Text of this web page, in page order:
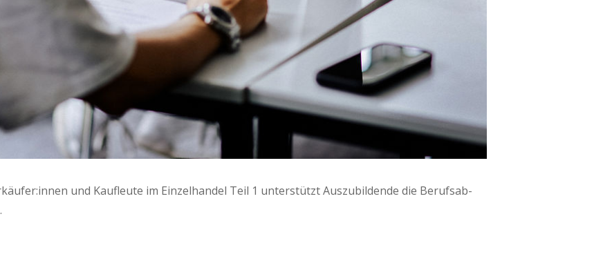
und Kauf­leu­te im Ein­zel­han­del Teil 1 unter­stützt Aus­zu­bil­den­de die Berufs­ab­